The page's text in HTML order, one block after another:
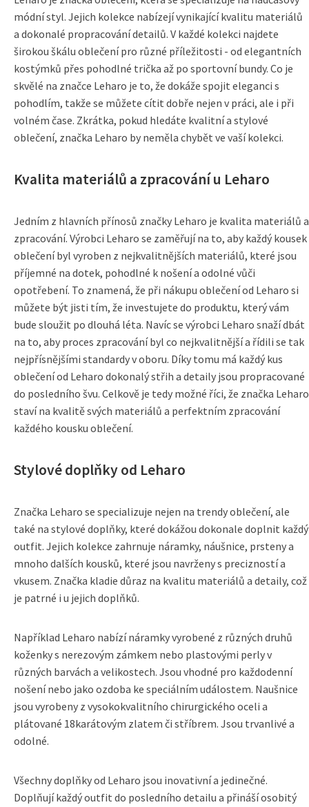
módní styl. Jejich kolekce nabízejí vynikající kvalitu materiálů
a dokonalé propracování detailů. V každé kolekci najdete
širokou škálu oblečení pro různé příležitosti - od elegantních
kostýmků přes pohodlné trička až po sportovní bundy. Co je
skvělé na značce Leharo je to, že dokáže spojit eleganci s
pohodlím, takže se můžete cítit dobře nejen v práci, ale i při
volném čase. Zkrátka, pokud hledáte kvalitní a stylové
oblečení, značka Leharo by neměla chybět ve vaší kolekci.
Kvalita materiálů a zpracování u Leharo
Jedním z hlavních přínosů značky Leharo je kvalita materiálů a
zpracování. Výrobci Leharo se zaměřují na to, aby každý kousek
oblečení byl vyroben z nejkvalitnějších materiálů, které jsou
příjemné na dotek, pohodlné k nošení a odolné vůči
opotřebení. To znamená, že při nákupu oblečení od Leharo si
můžete být jisti tím, že investujete do produktu, který vám
bude sloužit po dlouhá léta. Navíc se výrobci Leharo snaží dbát
na to, aby proces zpracování byl co nejkvalitnější a řídili se tak
nejpřísnějšími standardy v oboru. Díky tomu má každý kus
oblečení od Leharo dokonalý střih a detaily jsou propracované
do posledního švu. Celkově je tedy možné říci, že značka Leharo
staví na kvalitě svých materiálů a perfektním zpracování
každého kousku oblečení.
Stylové doplňky od Leharo
Značka Leharo se specializuje nejen na trendy oblečení, ale
také na stylové doplňky, které dokážou dokonale doplnit každý
outfit. Jejich kolekce zahrnuje náramky, náušnice, prsteny a
mnoho dalších kousků, které jsou navrženy s precizností a
vkusem. Značka kladie důraz na kvalitu materiálů a detaily, což
je patrné i u jejich doplňků.
Například Leharo nabízí náramky vyrobené z různých druhů
koženky s nerezovým zámkem nebo plastovými perly v
různých barvách a velikostech. Jsou vhodné pro každodenní
nošení nebo jako ozdoba ke speciálním událostem. Naušnice
jsou vyrobeny z vysokokvalitního chirurgického oceli a
plátované 18karátovým zlatem či stříbrem. Jsou trvanlivé a
odolné.
Všechny doplňky od Leharo jsou inovativní a jedinečné.
Doplňují každý outfit do posledního detailu a přináší osobitý